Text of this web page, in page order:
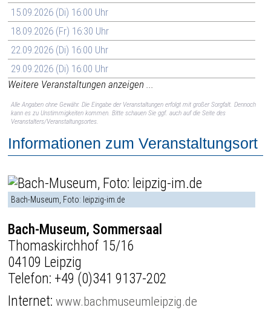
15.09.2026 (Di) 16:00 Uhr
18.09.2026 (Fr) 16:30 Uhr
22.09.2026 (Di) 16:00 Uhr
29.09.2026 (Di) 16:00 Uhr
Weitere Veranstaltungen anzeigen ...
Alle Angaben ohne Gewähr. Die Eingabe der Veranstaltungen erfolgt mit großer Sorgfalt. Dennoch
kann es zu Unstimmigkeiten kommen. Bitte schauen Sie ggf. auch auf die Seite des
Veranstalters/Veranstaltungsortes.
Informationen zum Veranstaltungsort
Bach-Museum, Foto: leipzig-im.de
Bach-Museum, Sommersaal
Thomaskirchhof 15/16
04109 Leipzig
Telefon: +49 (0)341 9137-202
Internet:www.bachmuseumleipzig.de